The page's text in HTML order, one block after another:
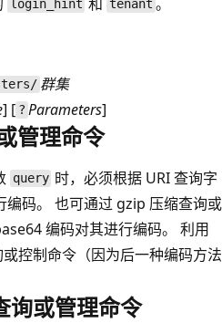
login_hint tenant
群集
] [ ? Parameters]
管理命令
query 时，必须根据 URI 查询字
编码。 也可通过 gzip 压缩查询或
编码对其进行编码。 利用
控制命令（因为后一种编码方法
询或管理命令